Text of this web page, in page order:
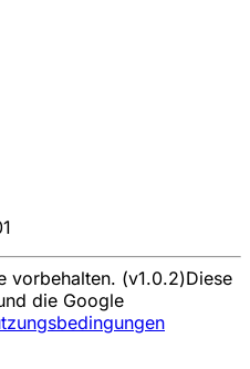
vorbehalten. (v1.0.2)Diese
die Google